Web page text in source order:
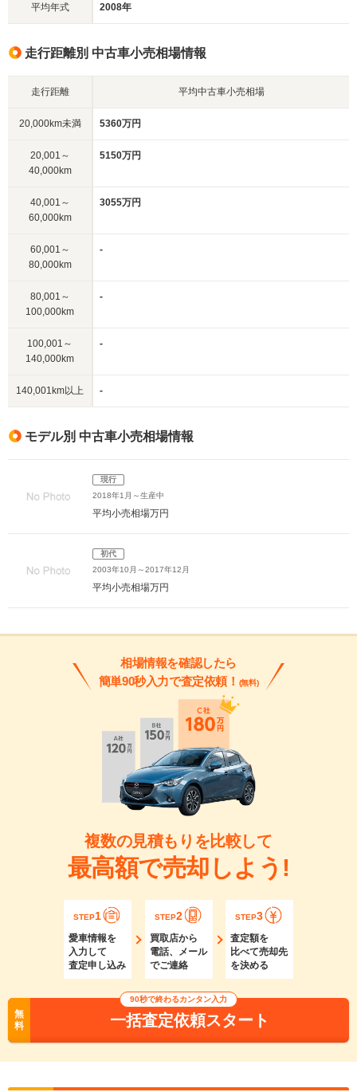
平均年式 2008年
走行距離別 中古車小売相場情報
走行距離 平均中古車小売相場
20,000km未満 5360万円
20,001～
40,000km
5150万円
40,001～
60,000km
3055万円
60,001～
80,000km
-
80,001～
100,000km
-
100,001～
140,000km
-
140,001km以上 -
モデル別 中古車小売相場情報
現行
2018年1月～生産中
平均小売相場万円
初代
2003年10月～2017年12月
平均小売相場万円
相場情報を確認したら
簡単90秒入力で査定依頼！ (無料)
複数の見積もりを比較して
最高額で売却しよう!
STEP1
愛車情報を
入力して
査定申し込み
STEP2
買取店から
電話、メール
でご連絡
STEP3
査定額を
比べて売却先
を決める
無
料
90秒で終わるカンタン入力
一括査定依頼スタート